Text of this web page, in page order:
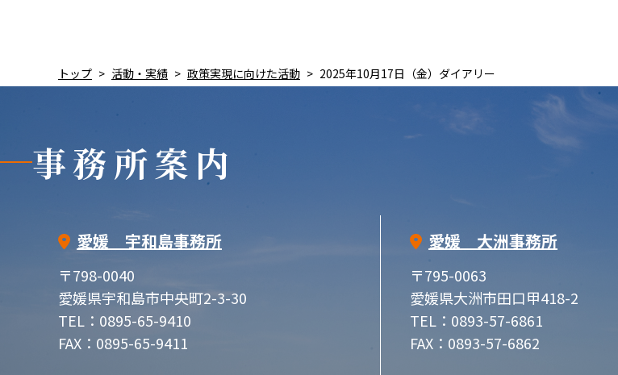
トップ 活動・実績 政策実現に向けた活動 2025年10月17日（金）ダイアリー
事務所案内
愛媛 宇和島事務所
〒798-0040
愛媛県宇和島市中央町2-3-30
TEL：0895-65-9410
FAX：0895-65-9411
愛媛 大洲事務所
〒795-0063
愛媛県大洲市田口甲418-2
TEL：0893-57-6861
FAX：0893-57-6862